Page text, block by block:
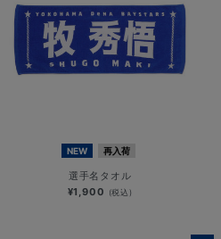
NEW 再入荷
選手名タオル
¥1,900 (税込)